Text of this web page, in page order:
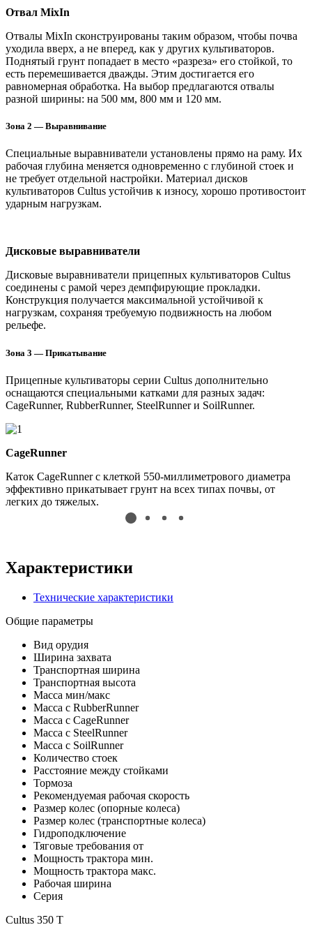
Отвал MixIn
Отвалы MixIn сконструированы таким образом, чтобы почва
уходила вверх, а не вперед, как у других культиваторов.
Поднятый грунт попадает в место «разреза» его стойкой, то
есть перемешивается дважды. Этим достигается его
равномерная обработка. На выбор предлагаются отвалы
разной ширины: на 500 мм, 800 мм и 120 мм.
Зона 2 — Выравнивание
Специальные выравниватели установлены прямо на раму. Их
рабочая глубина меняется одновременно с глубиной стоек и
не требует отдельной настройки. Материал дисков
культиваторов Cultus устойчив к износу, хорошо противостоит
ударным нагрузкам.
Дисковые выравниватели
Дисковые выравниватели прицепных культиваторов Cultus
соединены с рамой через демпфирующие прокладки.
Конструкция получается максимальной устойчивой к
нагрузкам, сохраняя требуемую подвижность на любом
рельефе.
Зона 3 — Прикатывание
Прицепные культиваторы серии Cultus дополнительно
оснащаются специальными катками для разных задач:
CageRunner, RubberRunner, SteelRunner и SoilRunner.
CageRunner
Каток CageRunner с клеткой 550-миллиметрового диаметра
эффективно прикатывает грунт на всех типах почвы, от
легких до тяжелых.
Характеристики
Технические характеристики
Общие параметры
Вид орудия
Ширина захвата
Транспортная ширина
Транспортная высота
Масса мин/макс
Масса с RubberRunner
Масса с CageRunner
Масса с SteelRunner
Масса с SoilRunner
Количество стоек
Расстояние между стойками
Тормоза
Рекомендуемая рабочая скорость
Размер колес (опорные колеса)
Размер колес (транспортные колеса)
Гидроподключение
Тяговые требования от
Мощность трактора мин.
Мощность трактора макс.
Рабочая ширина
Серия
Cultus 350 T